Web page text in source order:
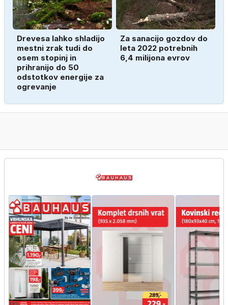
Drevesa lahko shladijo
mestni zrak tudi do
osem stopinj in
prihranijo do 50
odstotkov energije za
ogrevanje
Za sanacijo gozdov do
leta 2022 potrebnih
6,4 milijona evrov